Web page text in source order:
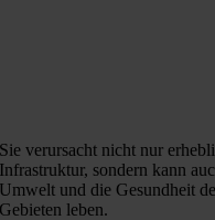
Sie verursacht nicht nur
Infrastruktur, sondern kann
Umwelt und die Gesundheit
Gebieten leben.